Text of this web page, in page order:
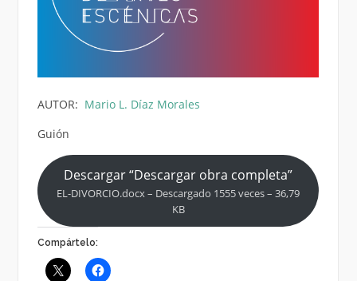
AUTOR: Mario L. Díaz Morales
Guión
Descargar “Descargar obra completa”
EL-DIVORCIO.docx – Descargado 1555 veces – 36,79
KB
Compártelo: